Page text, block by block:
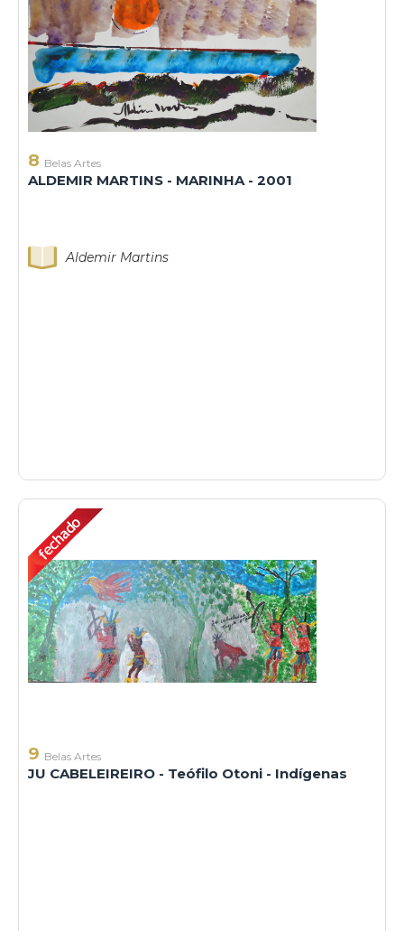
8 Belas Artes
ALDEMIR MARTINS - MARINHA - 2001
Aldemir Martins
9 Belas Artes
JU CABELEIREIRO - Teófilo Otoni - Indígenas